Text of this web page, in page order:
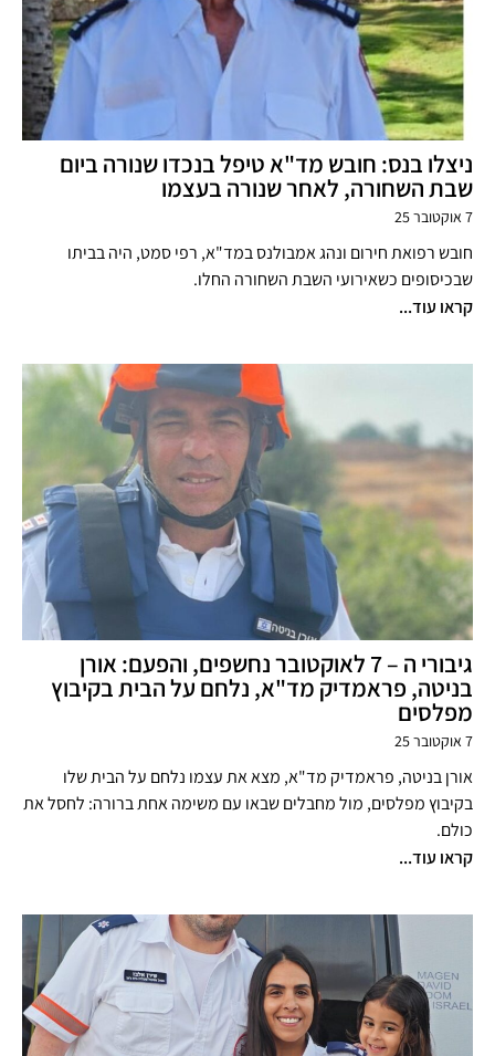
ניצלו בנס: חובש מד"א טיפל בנכדו שנורה ביום
שבת השחורה, לאחר שנורה בעצמו
7 אוקטובר 25
חובש רפואת חירום ונהג אמבולנס במד"א, רפי סמט, היה בביתו
שבכיסופים כשאירועי השבת השחורה החלו.
קראו עוד...
גיבורי ה – 7 לאוקטובר נחשפים, והפעם: אורן
בניטה, פראמדיק מד"א, נלחם על הבית בקיבוץ
מפלסים
7 אוקטובר 25
אורן בניטה, פראמדיק מד"א, מצא את עצמו נלחם על הבית שלו
בקיבוץ מפלסים, מול מחבלים שבאו עם משימה אחת ברורה: לחסל את
כולם.
קראו עוד...